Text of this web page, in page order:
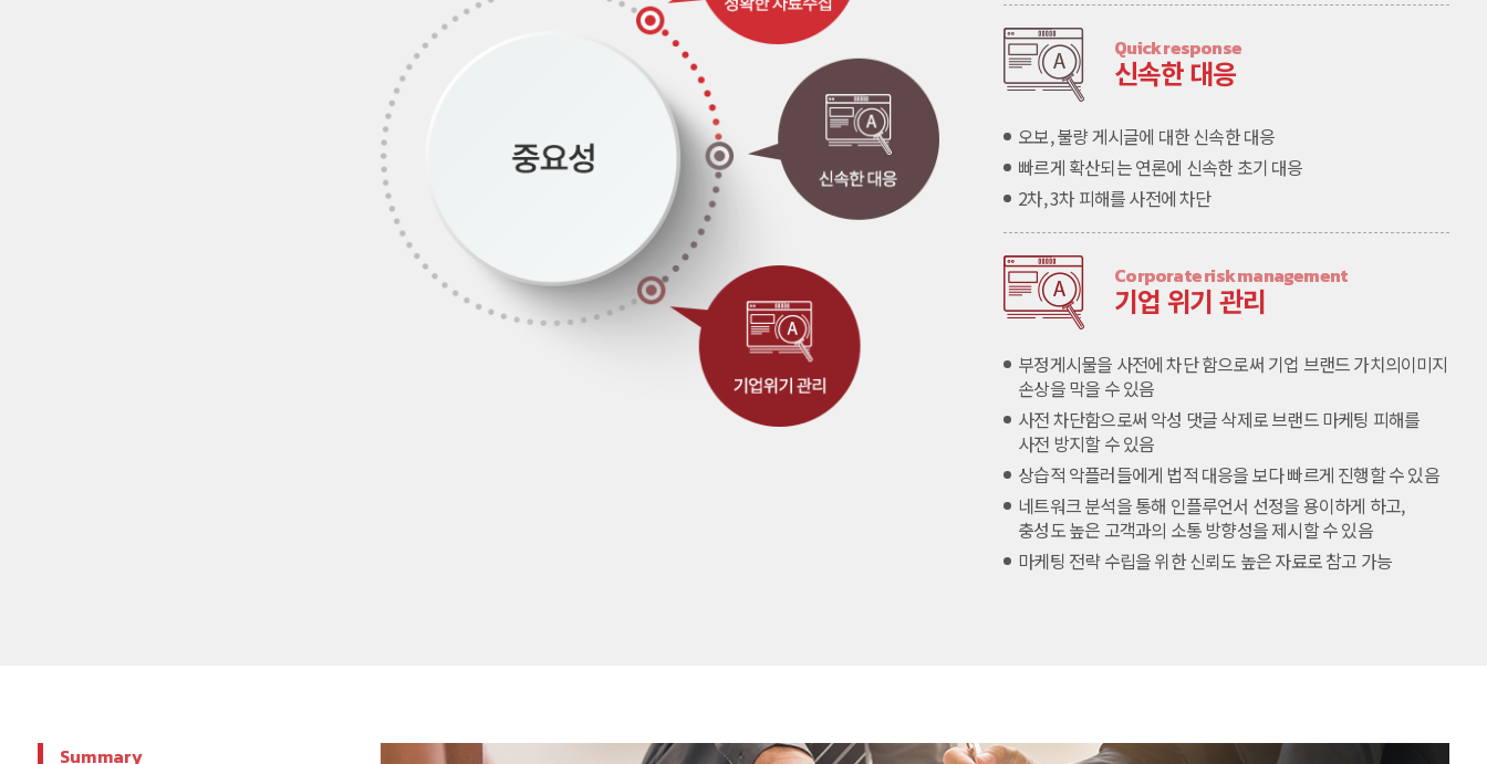
Quick response
신속한 대응
오보, 불량 게시글에 대한 신속한 대응
빠르게 확산되는 연론에 신속한 초기 대응
2차, 3차 피해를 사전에 차단
Corporate risk management
기업 위기 관리
부정게시물을 사전에 차단 함으로써 기업 브랜드 가치의이미지
손상을 막을 수 있음
사전 차단함으로써 악성 댓글 삭제로 브랜드 마케팅 피해를
사전 방지할 수 있음
상습적 악플러들에게 법적 대응을 보다 빠르게 진행할 수 있음
네트워크 분석을 통해 인플루언서 선정을 용이하게 하고,
충성도 높은 고객과의 소통 방향성을 제시할 수 있음
마케팅 전략 수립을 위한 신뢰도 높은 자료로 참고 가능
Summary